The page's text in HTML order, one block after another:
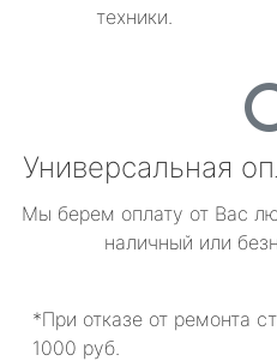
техники.
Универсальная
Мы берем оплату от Вас
наличный или
*При отказе от ремонта
1000 руб.